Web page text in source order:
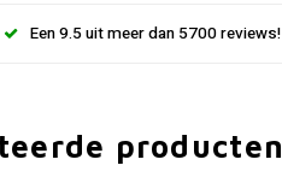
Een 9.5 uit meer dan 5700 reviews!
producten